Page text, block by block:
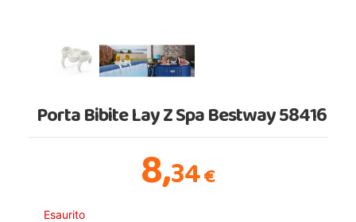
Porta Bibite Lay Z Spa Bestway 58416
8,34€
Esaurito